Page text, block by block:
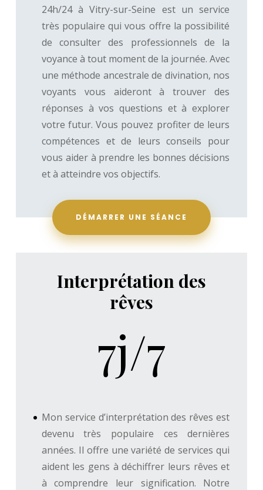
24h/24 à Vitry-sur-Seine est un service
très populaire qui vous offre la possibilité
de consulter des professionnels de la
voyance à tout moment de la journée. Avec
une méthode ancestrale de divination, nos
voyants vous aideront à trouver des
réponses à vos questions et à explorer
votre futur. Vous pouvez profiter de leurs
compétences et de leurs conseils pour
vous aider à prendre les bonnes décisions
et à atteindre vos objectifs.
DÉMARRER UNE SÉANCE
Interprétation des
rêves
7j/7
Mon service d’interprétation des rêves est
devenu très populaire ces dernières
années. Il offre une variété de services qui
aident les gens à déchiffrer leurs rêves et
à comprendre leur signification. Notre